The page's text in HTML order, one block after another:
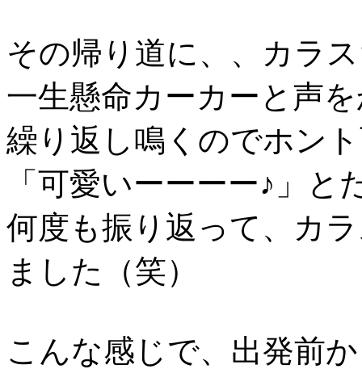
その帰り道に、、カラ
一生懸命カーカーと声
繰り返し鳴くのでホン
「可愛いーーーー♪」と
何度も振り返って、カ
ました（笑）
こんな感じで、出発前